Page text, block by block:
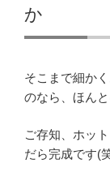
か
そこまで細か
のなら、ほん
ご存知、ホッ
だら完成です(